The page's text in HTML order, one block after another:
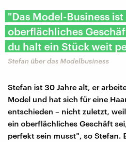
"Das Model-Business
oberflächliches
du halt ein Stück weit
Stefan über das Modelbusiness
Stefan ist 30 Jahre alt, er
Model und hat sich für eine
entschieden – nicht zuletzt,
ein oberflächliches Geschäft
perfekt sein musst", so Stefan.